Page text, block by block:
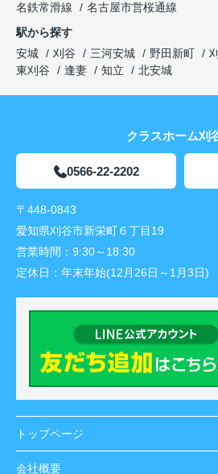
名鉄常滑線
名古屋市営桜通線
駅から探す
安城
刈谷 三河安城 野田新町
東刈谷
逢妻 知立 北安城
クラスホーム刈
0566-22-2202
〒448-0843
愛知県刈谷市新栄町６丁目19
営業時間： 9:30～18:30
定休日： 年末年始(12月26日～1月3日)
トップページ
会社概要